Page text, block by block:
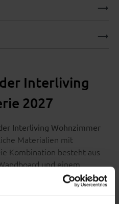
Interliving
2027
Interliving Wohnzimmer
Materialien mit
Kombination besteht aus
und einem
sowie
Wohnbereich.